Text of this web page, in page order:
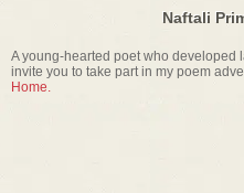
Naftali
A young-hearted poet who
invite you to take part in my poem
Home.